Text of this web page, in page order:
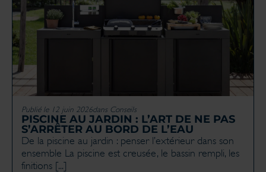
Publié le 12 juin 2026dans Conseils
PISCINE AU JARDIN : L’ART DE NE PAS
S’ARRÊTER AU BORD DE L’EAU
De la piscine au jardin : penser l’extérieur dans son
ensemble La piscine est creusée, le bassin rempli, les
finitions [...]